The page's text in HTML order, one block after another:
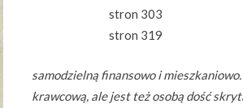
stron 303
stron 319
samodzielną finansowo i
krawcową, ale jest też osobą dość